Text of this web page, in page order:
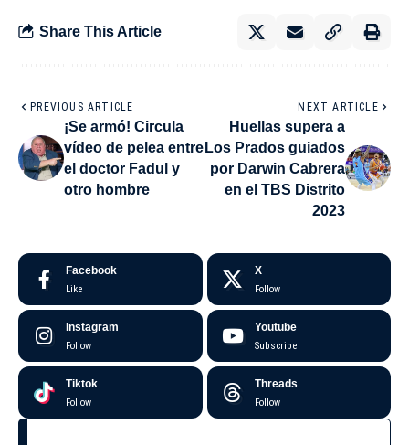
Share This Article
PREVIOUS ARTICLE
¡Se armó! Circula
vídeo de pelea entre
el doctor Fadul y
otro hombre
NEXT ARTICLE
Huellas supera a
Los Prados guiados
por Darwin Cabrera
en el TBS Distrito
2023
Facebook
Like
X
Follow
Instagram
Follow
Youtube
Subscribe
Tiktok
Follow
Threads
Follow